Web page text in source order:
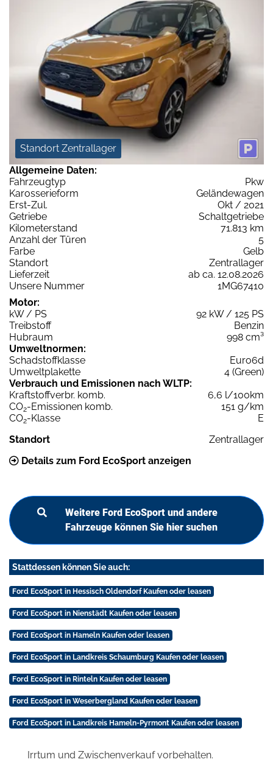
Standort Zentrallager
Allgemeine Daten:
Fahrzeugtyp
Pkw
Karosserieform
Geländewagen
Erst-Zul.
Okt / 2021
Getriebe
Schaltgetriebe
Kilometerstand
71.813 km
Anzahl der Türen
5
Farbe
Gelb
Standort
Zentrallager
Lieferzeit
ab ca. 12.08.2026
Unsere Nummer
1MG67410
Motor:
kW / PS
92 kW / 125 PS
Treibstoff
Benzin
Hubraum
998 cm³
Umweltnormen:
Schadstoffklasse
Euro6d
Umweltplakette
4 (Green)
Verbrauch und Emissionen nach WLTP:
Kraftstoffverbr. komb.
6,6 l/100km
CO2-Emissionen komb.
151 g/km
CO2-Klasse
E
Standort
Zentrallager
Details zum Ford EcoSport anzeigen
Weitere Ford EcoSport und andere
Fahrzeuge können Sie hier suchen
Stattdessen können Sie auch:
Ford EcoSport in Hessisch Oldendorf Kaufen oder leasen
Ford EcoSport in Nienstädt Kaufen oder leasen
Ford EcoSport in Hameln Kaufen oder leasen
Ford EcoSport in Landkreis Schaumburg Kaufen oder leasen
Ford EcoSport in Rinteln Kaufen oder leasen
Ford EcoSport in Weserbergland Kaufen oder leasen
Ford EcoSport in Landkreis Hameln-Pyrmont Kaufen oder leasen
Irrtum und Zwischenverkauf vorbehalten.